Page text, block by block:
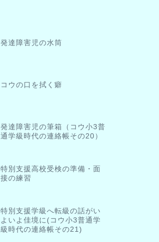
発達障害児の水筒
コウの口を拭く癖
発達障害児の筆箱（コウ小3普
通学級時代の連絡帳その20）
特別支援高校受検の準備・面
接の練習
特別支援学級へ転級の話がい
よいよ佳境に(コウ小3普通学
級時代の連絡帳その21)